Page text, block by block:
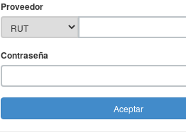
Proveedor
Contraseña